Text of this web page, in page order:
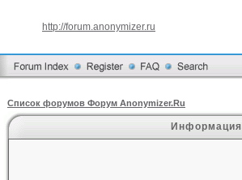
http://forum.anonymizer.ru
Список форумов Форум Anonymizer.Ru
Информация